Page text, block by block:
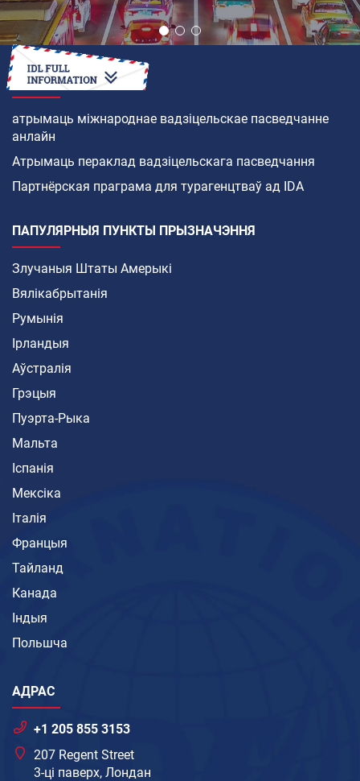
ЯК
атрымаць міжнароднае вадзіцельскае пасведчанне
анлайн
Атрымаць пераклад вадзіцельскага пасведчання
Партнёрская праграма для турагенцтваў ад IDA
ПАПУЛЯРНЫЯ ПУНКТЫ ПРЫЗНАЧЭННЯ
Злучаныя Штаты Амерыкі
Вялікабрытанія
Румынія
Ірландыя
Аўстралія
Грэцыя
Пуэрта-Рыка
Мальта
Іспанія
Мексіка
Італія
Францыя
Тайланд
Канада
Індыя
Польшча
АДРАС
+1 205 855 3153
207 Regent Street
3-ці паверх, Лондан